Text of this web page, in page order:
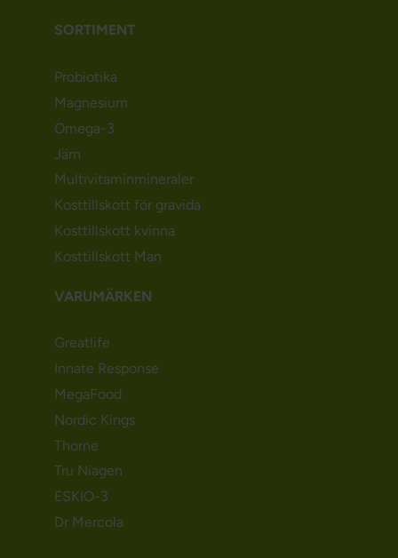
SORTIMENT
Probiotika
Magnesium
Omega-3
Järn
Multivitaminmineraler
Kosttillskott för gravida
Kosttillskott kvinna
Kosttillskott Man
VARUMÄRKEN
Greatlife
Innate Response
MegaFood
Nordic Kings
Thorne
Tru Niagen
ESKIO-3
Dr Mercola